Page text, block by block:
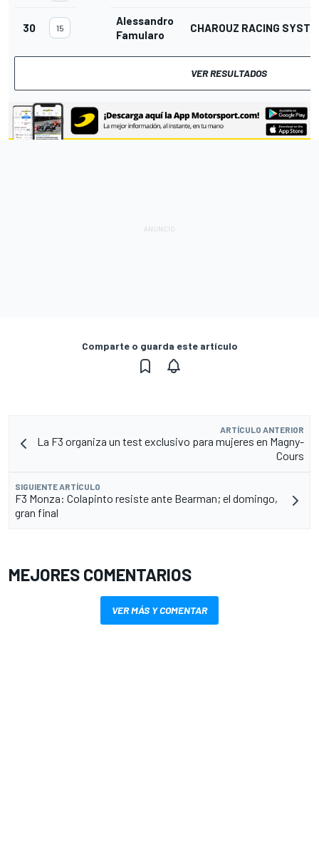
30 15
Alessandro
Famularo
CHAROUZ RACING
VER RESULTADOS
Comparte o guarda este artículo
ARTÍCULO ANTERIOR
La F3 organiza un test exclusivo para mujeres en Magny-
Cours
SIGUIENTE ARTÍCULO
F3 Monza: Colapinto resiste ante Bearman; el domingo,
gran final
MEJORES COMENTARIOS
VER MÁS Y COMENTAR